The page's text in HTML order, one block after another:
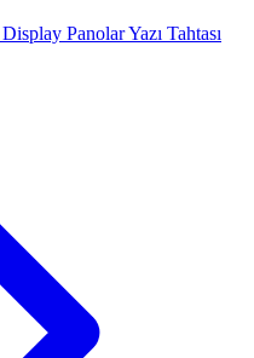
Display PanolarYazı Tahtası